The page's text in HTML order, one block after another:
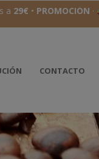
a29€• PROMOCIÓN·
CONTACTO